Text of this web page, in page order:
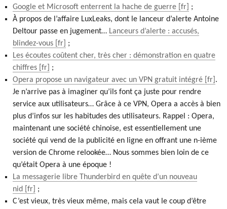
Google et Microsoft enterrent la hache de guerre
;
À propos de l’affaire LuxLeaks, dont le lanceur d’alerte Antoine
Deltour passe en jugement… Lanceurs d’alerte : accusés,
blindez-vous
;
Les écoutes coûtent cher, très cher : démonstration en quatre
chiffres
;
Opera propose un navigateur avec un VPN gratuit intégré
.
Je n’arrive pas à imaginer qu’ils font ça juste pour rendre
service aux utilisateurs… Grâce à ce VPN, Opera a accès à bien
plus d’infos sur les habitudes des utilisateurs. Rappel : Opera,
maintenant une société chinoise, est essentiellement une
société qui vend de la publicité en ligne en offrant une n-ième
version de Chrome relookée… Nous sommes bien loin de ce
qu’était Opera à une époque !
La messagerie libre Thunderbird en quête d’un nouveau
nid
;
C’est vieux, très vieux même, mais cela vaut le coup d’être